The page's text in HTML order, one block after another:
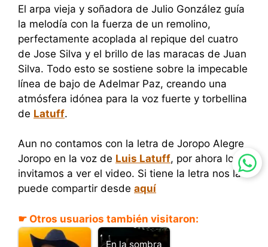
El arpa vieja y soñadora de Julio González guía
la melodía con la fuerza de un remolino,
perfectamente acoplada al repique del cuatro
de Jose Silva y el brillo de las maracas de Juan
Silva. Todo esto se sostiene sobre la impecable
línea de bajo de Adelmar Paz, creando una
atmósfera idónea para la voz fuerte y torbellina
de Latuff.
Aun no contamos con la letra de Joropo Alegre
Joropo en la voz de Luis Latuff, por ahora los
invitamos a ver el video. Si tiene la letra nos la
puede compartir desde aquí
☛ Otros usuarios también visitaron:
En la sombra